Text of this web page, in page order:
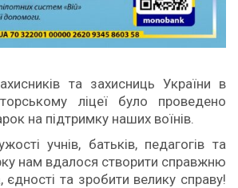
та захисниць України в
ліцеї було проведено
на підтримку наших воїнів.
учнів, батьків, педагогів та
нам вдалося створити справжню
та зробити велику справу!